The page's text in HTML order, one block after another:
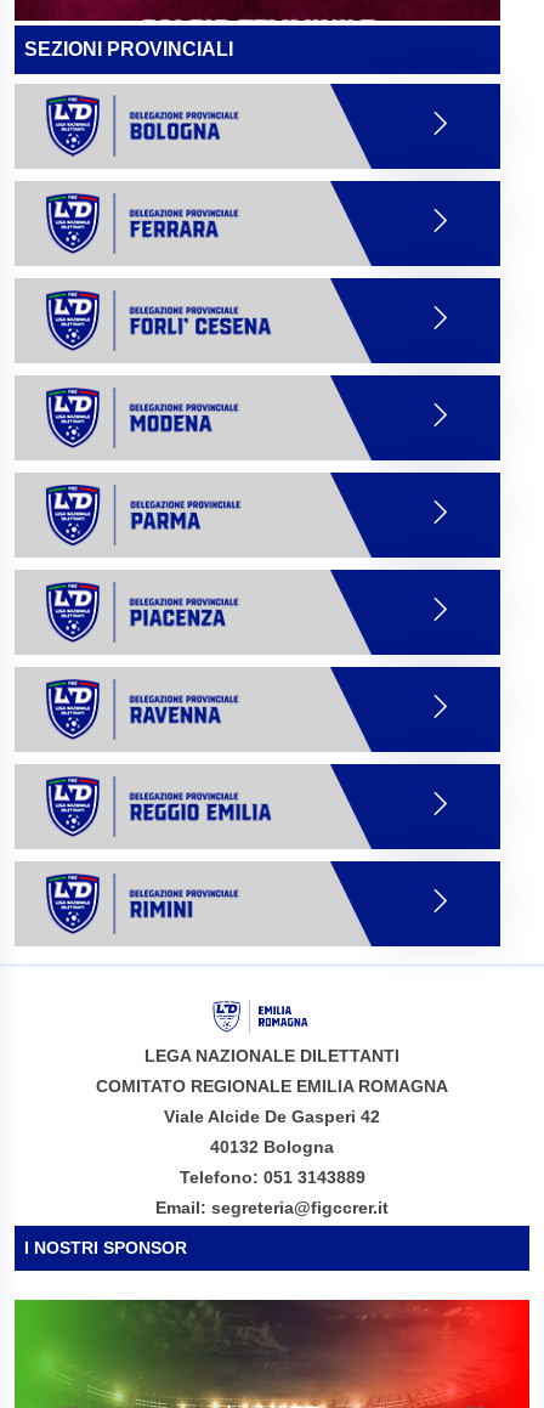
SEZIONI PROVINCIALI
LEGA NAZIONALE DILETTANTI
COMITATO REGIONALE EMILIA ROMAGNA
Viale Alcide De Gasperi 42
40132 Bologna
Telefono: 051 3143889
Email: segreteria@figccrer.it
I NOSTRI SPONSOR